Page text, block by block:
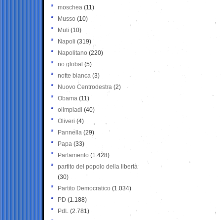
moschea (11)
Musso (10)
Muti (10)
Napoli (319)
Napolitano (220)
no global (5)
notte bianca (3)
Nuovo Centrodestra (2)
Obama (11)
olimpiadi (40)
Oliveri (4)
Pannella (29)
Papa (33)
Parlamento (1.428)
partito del popolo della libertà
(30)
Partito Democratico (1.034)
PD (1.188)
PdL (2.781)